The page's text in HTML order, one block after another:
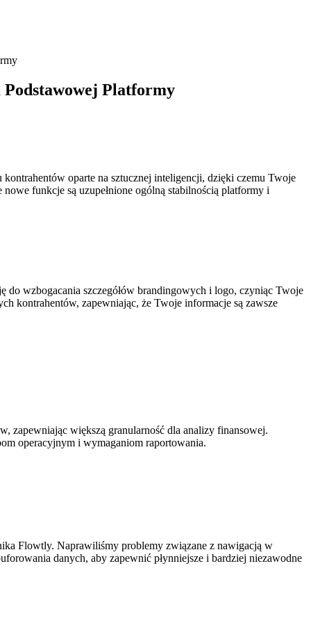
Platformy
oparte na sztucznej inteligencji, dzięki czemu Twoje
funkcje są uzupełnione ogólną stabilnością platformy i
wzbogacania szczegółów brandingowych i logo, czyniąc Twoje
kontrahentów, zapewniając, że Twoje informacje są zawsze
zapewniając większą granularność dla analizy finansowej.
operacyjnym i wymaganiom raportowania.
Flowtly. Naprawiliśmy problemy związane z nawigacją w
danych, aby zapewnić płynniejsze i bardziej niezawodne